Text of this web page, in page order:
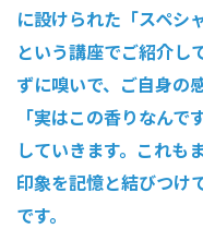
に設けられた「スペシ
という講座でご紹介し
ずに嗅いで、ご自身の
「実はこの香りなん
していきます。これも
印象を記憶と結びつけ
です。